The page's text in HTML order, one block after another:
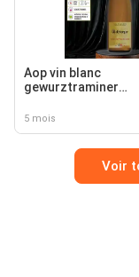
Aop vin blanc
gewurztraminer
5 mois
Voir